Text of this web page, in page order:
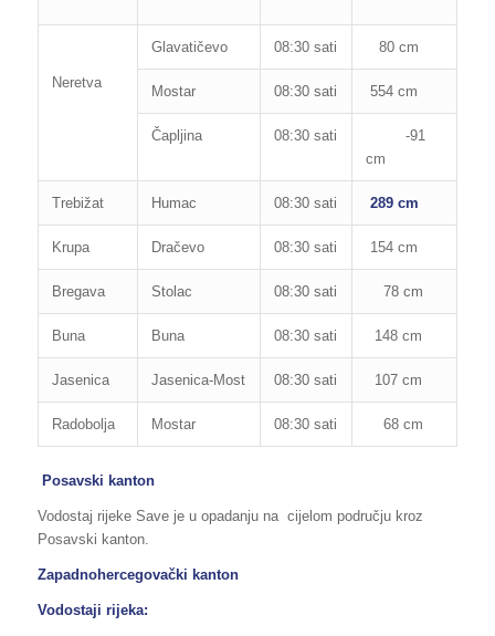
Neretva
Glavatičevo 08:30 sati 80 cm
Mostar 08:30 sati 554 cm
Čapljina 08:30 sati
-91
cm
Trebižat Humac 08:30 sati 289 cm
Krupa Dračevo 08:30 sati 154 cm
Bregava Stolac 08:30 sati 78 cm
Buna Buna 08:30 sati 148 cm
Jasenica Jasenica-Most 08:30 sati 107 cm
Radobolja Mostar 08:30 sati 68 cm
Posavski kanton
Vodostaj rijeke Save je u opadanju na cijelom području kroz
Posavski kanton.
Zapadnohercegovački kanton
Vodostaji rijeka: